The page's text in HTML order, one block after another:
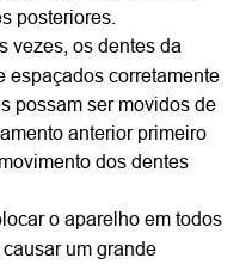
posteriores.
vezes, os dentes da
espaçados corretamente
possam ser movidos de
anterior primeiro
dos dentes
o aparelho em todos
um grande